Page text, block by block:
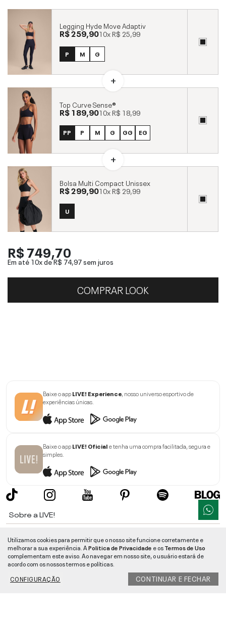
Legging Hyde Move Adaptiv
R$ 259,9010xR$ 25,99
P M G
Top Curve Sense®
R$ 189,9010xR$ 18,99
PP P M G GG EG
Bolsa Multi Compact Unissex
R$ 299,9010xR$ 29,99
U
R$ 749,70
Em até 10x deR$ 74,97sem juros
COMPRAR LOOK
Baixe o appLIVE! Experience, nosso universo esportivo de
experiências únicas.
Baixe o appLIVE! Oficiale tenha uma compra facilitada, segura e
simples.
Sobre a LIVE!
Informações
Utilizamos cookies para permitir que o nosso site funcione corretamente e
melhorar a sua experiência. APolitica de Privacidade e osTermos de Uso
complementam este aviso. Ao navegar em nosso site, o usuário estará de
acordo com os nossos termos e políticas.
CONFIGURAÇÃO
CONTINUAR E FECHAR